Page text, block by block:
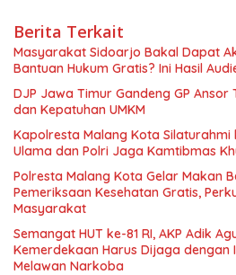
Berita Terkait
Masyarakat Sidoarjo Bakal Dapat
Bantuan Hukum Gratis? Ini Hasil
DJP Jawa Timur Gandeng GP
dan Kepatuhan UMKM
Kapolresta Malang Kota Silaturahmi
Ulama dan Polri Jaga Kamtibmas
Polresta Malang Kota Gelar Makan
Pemeriksaan Kesehatan Gratis,
Masyarakat
Semangat HUT ke-81 RI, AKP Adik
Kemerdekaan Harus Dijaga dengan
Melawan Narkoba